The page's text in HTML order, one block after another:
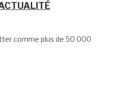
comme plus de 50 000